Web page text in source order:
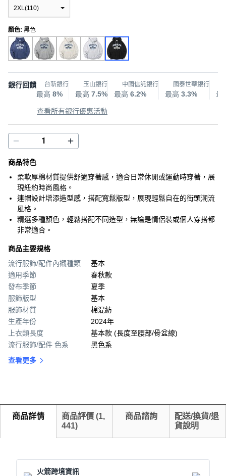
2XL(110)
顏色: 黑色
銀行回饋 台新銀行
最高 8%
玉山銀行
最高 7.5%
中國信託銀行
最高 6.2%
國泰世華銀行
最高 3.3% 最
查看所有銀行優惠活動
商品特色
柔軟厚棉材質提供舒適穿著感，適合日常休閒或運動時穿著，展
現紐約時尚風格。
連帽設計增添造型感，搭配寬鬆版型，展現輕鬆自在的街頭潮流
風格。
精選多種顏色，輕鬆搭配不同造型，無論是情侶裝或個人穿搭都
非常適合。
商品主要規格
流行服飾/配件內襯種類
基本
適用季節
春秋款
發布季節
夏季
服飾版型
基本
服飾材質
棉混紡
生產年份
2024年
上衣類長度
基本款 (長度至腰部/骨盆線)
流行服飾/配件 色系
黑色系
查看更多
商品詳情 商品評價 (1,
441)
商品諮詢
配送/換貨/退
貨說明
火箭跨境資訊